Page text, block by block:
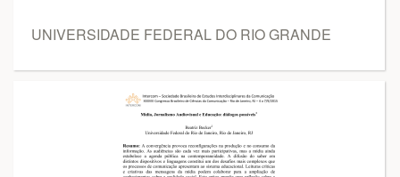
UNIVERSIDADE FEDERAL DO RIO GRANDE